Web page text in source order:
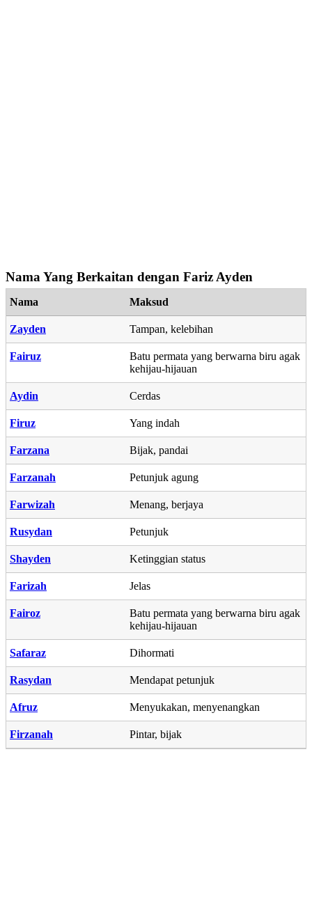
Nama Yang Berkaitan dengan Fariz Ayden
Nama Maksud
Zayden Tampan, kelebihan
Fairuz
Batu permata yang berwarna biru agak
kehijau-hijauan
Aydin Cerdas
Firuz Yang indah
Farzana Bijak, pandai
Farzanah Petunjuk agung
Farwizah Menang, berjaya
Rusydan Petunjuk
Shayden Ketinggian status
Farizah Jelas
Fairoz
Batu permata yang berwarna biru agak
kehijau-hijauan
Safaraz Dihormati
Rasydan Mendapat petunjuk
Afruz Menyukakan, menyenangkan
Firzanah Pintar, bijak